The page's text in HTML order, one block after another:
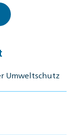
Umweltschutz